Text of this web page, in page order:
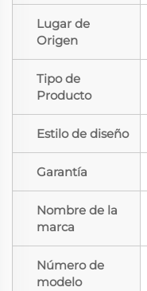
Lugar de
Origen
Tipo de
Producto
Estilo de diseño
Garantía
Nombre de la
marca
Número de
modelo